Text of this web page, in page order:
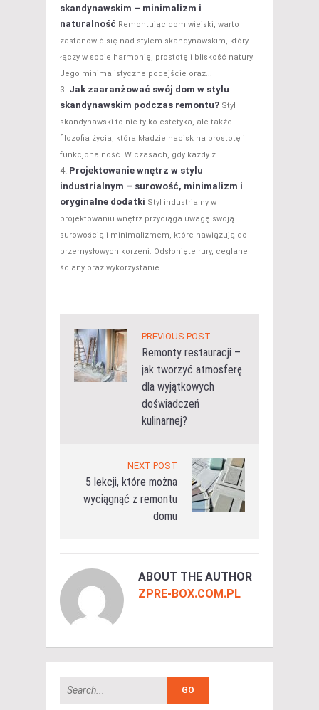
skandynawskim – minimalizm i
naturalność Remontując dom wiejski, warto
zastanowić się nad stylem skandynawskim, który
łączy w sobie harmonię, prostotę i bliskość natury.
Jego minimalistyczne podejście oraz...
Jak zaaranżować swój dom w stylu
skandynawskim podczas remontu? Styl
skandynawski to nie tylko estetyka, ale także
filozofia życia, która kładzie nacisk na prostotę i
funkcjonalność. W czasach, gdy każdy z...
Projektowanie wnętrz w stylu
industrialnym – surowość, minimalizm i
oryginalne dodatki Styl industrialny w
projektowaniu wnętrz przyciąga uwagę swoją
surowością i minimalizmem, które nawiązują do
przemysłowych korzeni. Odsłonięte rury, ceglane
ściany oraz wykorzystanie...
PREVIOUS POST
Remonty restauracji –
jak tworzyć atmosferę
dla wyjątkowych
doświadczeń
kulinarnej?
NEXT POST
5 lekcji, które można
wyciągnąć z remontu
domu
ABOUT THE AUTHOR
ZPRE-BOX.COM.PL